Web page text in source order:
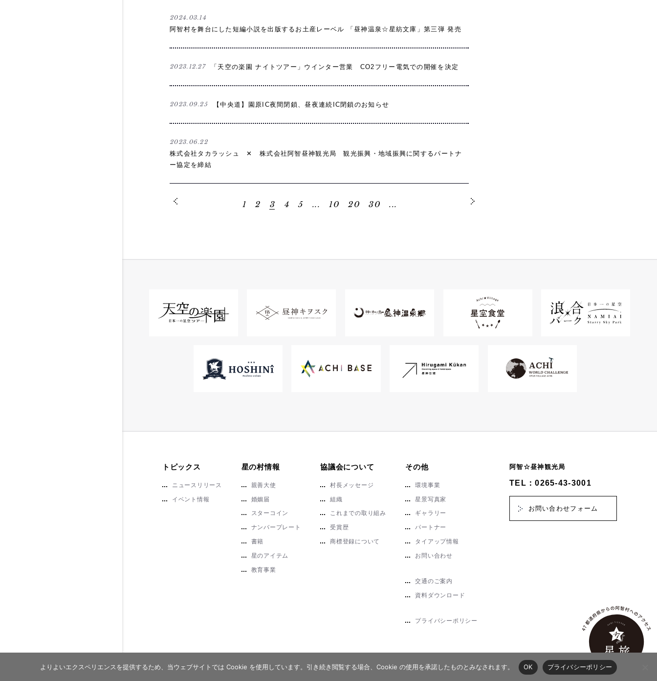
2024.03.14
阿智村を舞台にした短編小説を出版するお土産レーベル 「昼神温泉☆星紡文庫」第三弾 発売
2023.12.27 「天空の楽園 ナイトツアー」ウインター営業 CO2フリー電気での開催を決定
2023.09.25 【中央道】園原IC夜間閉鎖、昼夜連続IC閉鎖のお知らせ
2023.06.22
株式会社タカラッシュ ✕ 株式会社阿智昼神観光局 観光振興・地域振興に関するパートナ
ー協定を締結
< 1 2 3 4 5 ... 10 20 30 ...
トピックス
ニュースリリース
イベント情報
星の村情報
親善大使
婚姻届
スターコイン
ナンバープレート
書籍
星のアイテム
教育事業
協議会について
村長メッセージ
組織
これまでの取り組み
受賞歴
商標登録について
その他
環境事業
星景写真家
ギャラリー
パートナー
タイアップ情報
お問い合わせ
交通のご案内
資料ダウンロード
プライバシーポリシー
阿智☆昼神観光局
TEL：0265-43-3001
お問い合わせフォーム
© 2026 スタービレッジ阿智誘客促進協議会
よりよいエクスペリエンスを提供するため、当ウェブサイトでは Cookie を使用しています。引き続き閲覧する場合、Cookie の使用を承諾したものとみなされます。 OK プライバシーポリシー